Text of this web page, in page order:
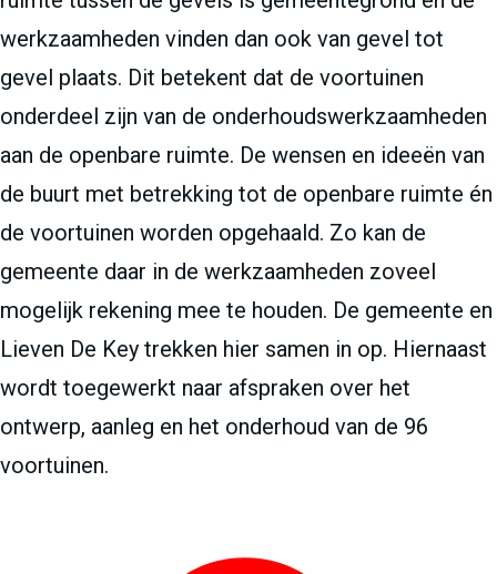
werkzaamheden vinden dan ook van gevel tot
gevel plaats. Dit betekent dat de voortuinen
onderdeel zijn van de onderhoudswerkzaamheden
aan de openbare ruimte. De wensen en ideeën van
de buurt met betrekking tot de openbare ruimte én
de voortuinen worden opgehaald. Zo kan de
gemeente daar in de werkzaamheden zoveel
mogelijk rekening mee te houden. De gemeente en
Lieven De Key trekken hier samen in op. Hiernaast
wordt toegewerkt naar afspraken over het
ontwerp, aanleg en het onderhoud van de 96
voortuinen.